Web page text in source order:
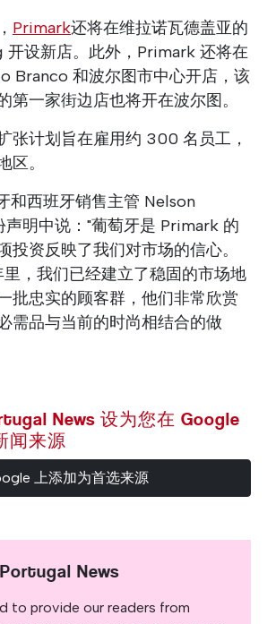
Primark还将在维拉诺瓦德盖亚的
开设新店。此外，Primark 还将在
Branco 和波尔图市中心开店，该
第一家街边店也将开在波尔图。
张计划旨在雇用约 300 名员工，
区。
和西班牙销售主管 Nelson
明中说："葡萄牙是 Primark 的
投资反映了我们对市场的信心。
里，我们已经建立了稳固的市场地
批忠实的顾客群，他们非常欣赏
需品与当前的时尚相结合的做
News 设为您在 Google
闻来源
上添加为首选来源
News
to provide our readers from